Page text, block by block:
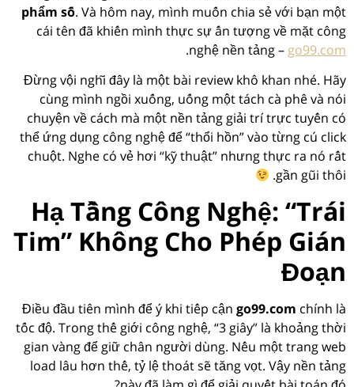
phẩm số. Và hôm nay, mình muốn chia sẻ với bạn một
cái tên đã khiến mình thực sự ấn tượng về mặt công
nghệ nền tảng – go99.com
.
Đừng vội nghĩ đây là một bài review khô khan nhé. Hãy
cùng mình ngồi xuống, uống một tách cà phê và nói
chuyện về cách mà một nền tảng giải trí trực tuyến có
thể ứng dụng công nghệ để “thổi hồn” vào từng cú click
chuột. Nghe có vẻ hơi “kỹ thuật” nhưng thực ra nó rất
gần gũi thôi.
Hạ Tầng Công Nghệ: “Trái
Tim” Không Cho Phép Gián
Đoạn
Điều đầu tiên mình để ý khi tiếp cận go99.com chính là
tốc độ. Trong thế giới công nghệ, “3 giây” là khoảng thời
gian vàng để giữ chân người dùng. Nếu một trang web
load lâu hơn thế, tỷ lệ thoát sẽ tăng vọt. Vậy nền tảng